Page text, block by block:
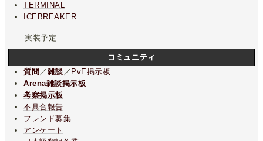
TERMINAL
ICEBREAKER
実装予定
コミュニティ
質問 ／ 雑談 ／ PvE掲示板
Arena雑談掲示板
考察掲示板
不具合報告
フレンド募集
アンケート